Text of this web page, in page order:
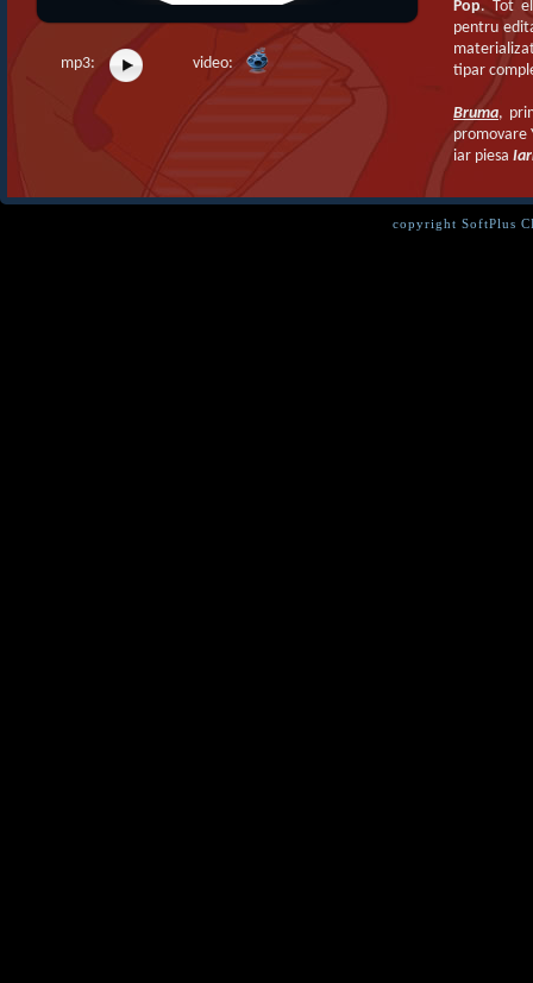
mp3: video:
Pop. Tot
pentru
tipar
Bruma,
promovare
iar piesa
copyright SoftPlus